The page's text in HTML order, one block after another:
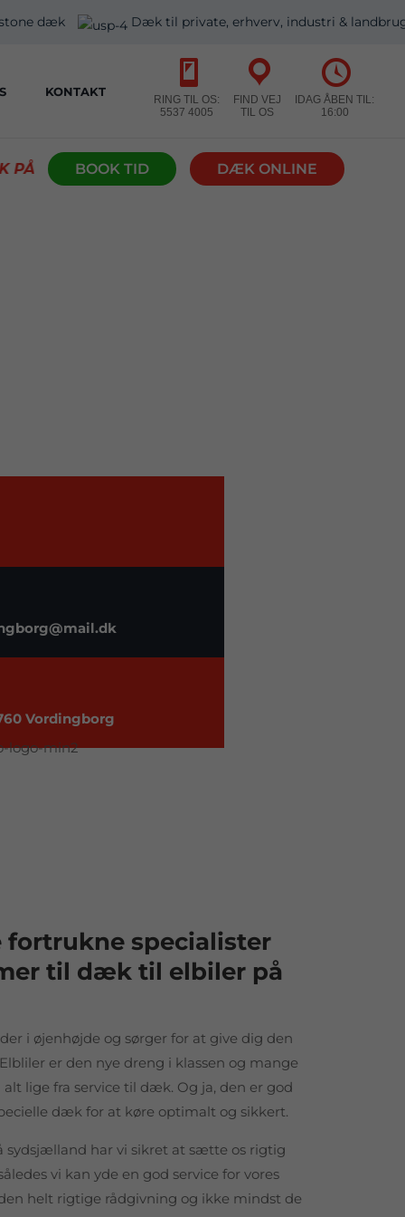
dæk Dæk til private, erhverv, industri &
KONTAKT
RING TIL OS:
5537 4005
FIND VEJ
TIL OS
IDAG ÅBEN TIL:
16:00
I ALLE STØRRELSER GODE TILBUD NETOP
BOOK TID DÆK ONLINE
Vordingborg
fortrukne specialister
til dæk til elbiler på
i øjenhøjde og sørger for at give dig den
er den nye dreng i klassen og mange
lige fra service til dæk. Og ja, den er god
dæk for at køre optimalt og sikkert.
sydsjælland har vi sikret at sætte os rigtig
vi kan yde en god service for vores
helt rigtige rådgivning og ikke mindst de